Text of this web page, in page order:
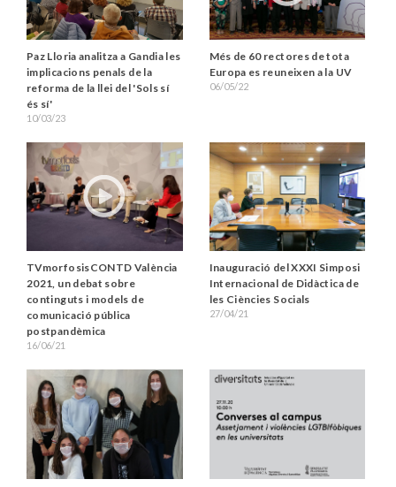
Paz Lloria analitza a Gandia les
implicacions penals de la
reforma de la llei del 'Sols sí
és sí'
10/03/23
Més de 60 rectores de tota
Europa es reuneixen a la UV
06/05/22
TVmorfosisCONTD València
2021, un debat sobre
continguts i models de
comunicació pública
postpandèmica
16/06/21
Inauguració del XXXI Simposi
Internacional de Didàctica de
les Ciències Socials
27/04/21